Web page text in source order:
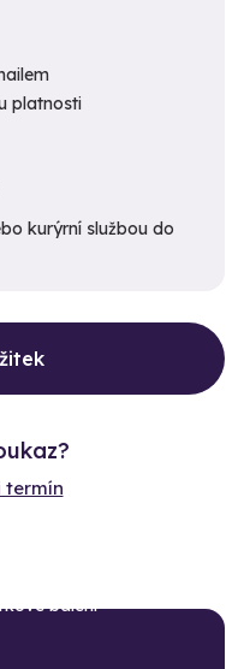
platnosti
kurýrní službou do
termín